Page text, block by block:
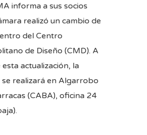
informa a sus socios
realizó un cambio de
del Centro
de Diseño (CMD). A
actualización, la
realizará en Algarrobo
(CABA), oficina 24